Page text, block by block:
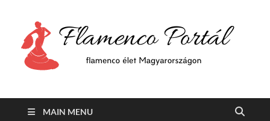
MAIN MENU